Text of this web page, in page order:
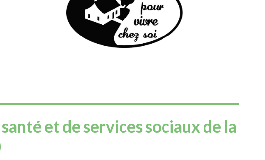
et de services sociaux de la